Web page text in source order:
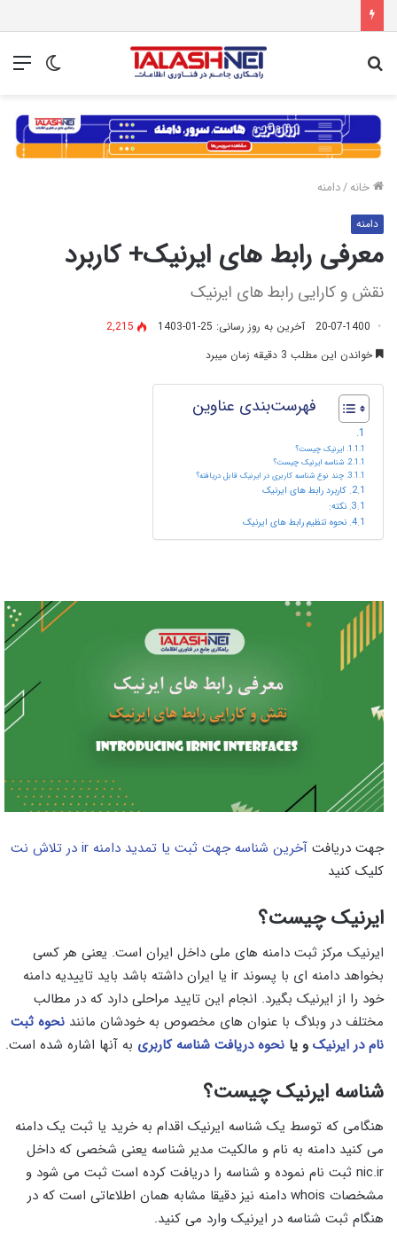
تغییر
خانه/دامنه
دامنه
معرفی رابط های ایرنیک+ کاربرد
نقش و کارایی رابط های ایرنیک
20-07-1400 آخرین به روز رسانی: 25-01-1403
2,215
خواندن این مطلب 3 دقیقه زمان میبرد
فهرست‌بندی عناوین
ایرنیک چیست؟
شناسه ایرنیک چیست؟
چند نوع شناسه کاربری در ایرنیک قابل دریافته؟
کاربرد رابط های ایرنیک
نکته:
نحوه تنظیم رابط های ایرنیک
جهت دریافت آخرین شناسه جهت ثبت یا تمدید دامنه ir در تلاش نت
کلیک کنید
ایرنیک چیست؟
ایرنیک مرکز ثبت دامنه های ملی داخل ایران است. یعنی هر کسی
بخواهد دامنه ای با پسوند ir یا ایران داشته باشد باید تاییدیه دامنه
خود را از ایرنیک بگیرد. انجام این تایید مراحلی دارد که در مطالب
مختلف در وبلاگ با عنوان های مخصوص به خودشان مانند نحوه ثبت
نام در ایرنیک و یا نحوه دریافت شناسه کاربری به آنها اشاره شده است.
شناسه ایرنیک چیست؟
هنگامی که توسط یک شناسه ایرنیک اقدام به خرید یا ثبت یک دامنه
می کنید دامنه به نام و مالکیت مدیر شناسه یعنی شخصی که داخل
nic.ir ثبت نام نموده و شناسه را دریافت کرده است ثبت می شود و
مشخصات whois دامنه نیز دقیقا مشابه همان اطلاعاتی است که در
هنگام ثبت شناسه در ایرنیک وارد می کنید.